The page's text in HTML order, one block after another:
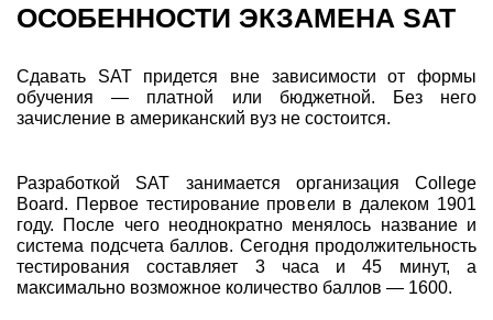
ОСОБЕННОСТИ ЭКЗАМЕНА SAT
Сдавать SAT придется вне зависимости от формы
обучения — платной или бюджетной. Без него
зачисление в американский вуз не состоится.
Разработкой SAT занимается организация College
Board. Первое тестирование провели в далеком 1901
году. После чего неоднократно менялось название и
система подсчета баллов. Сегодня продолжительность
тестирования составляет 3 часа и 45 минут, а
максимально возможное количество баллов — 1600.